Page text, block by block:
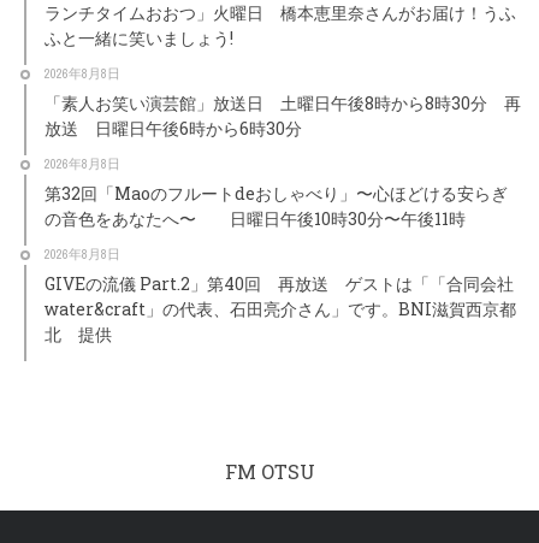
ランチタイムおおつ」火曜日 橋本恵里奈さんがお届け！うふ
ふと一緒に笑いましょう!
2026年8月8日
「素人お笑い演芸館」放送日 土曜日午後8時から8時30分 再
放送 日曜日午後6時から6時30分
2026年8月8日
第32回「Maoのフルートdeおしゃべり」〜心ほどける安らぎ
の音色をあなたへ〜 日曜日午後10時30分〜午後11時
2026年8月8日
GIVEの流儀 Part.2」第40回 再放送 ゲストは「「合同会社
water&craft」の代表、石田亮介さん」です。BNI滋賀西京都
北 提供
FM OTSU